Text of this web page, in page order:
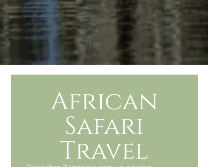
African
Safari
Travel